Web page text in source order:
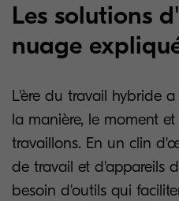
Les solutions
nuage
L'ère du travail hybride
la manière, le moment
travaillons. En un clin
de travail et d'appareils
besoin d'outils qui